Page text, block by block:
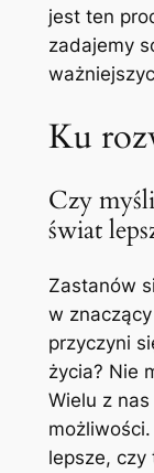
jest ten
zadajemy
Ku
Czy
świat
Zastanów
w
przyczyni
życia? Nie
Wielu z
lepsze, czy